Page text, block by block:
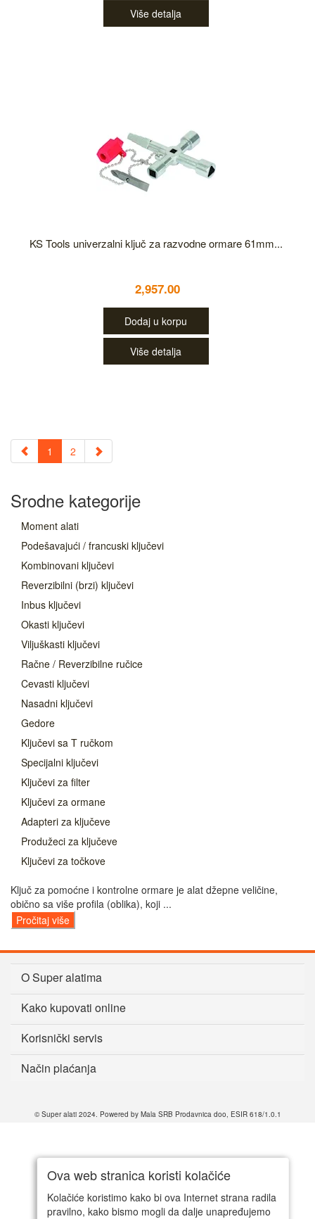
Više detalja
KS Tools univerzalni ključ za razvodne ormare 61mm...
2,957.00
Dodaj u korpu
Više detalja
1 2
Srodne kategorije
Moment alati
Podešavajući / francuski ključevi
Kombinovani ključevi
Reverzibilni (brzi) ključevi
Inbus ključevi
Okasti ključevi
Viljuškasti ključevi
Račne / Reverzibilne ručice
Cevasti ključevi
Nasadni ključevi
Gedore
Ključevi sa T ručkom
Specijalni ključevi
Ključevi za filter
Ključevi za ormane
Adapteri za ključeve
Produžeci za ključeve
Ključevi za točkove
Ključ za pomoćne i kontrolne ormare je alat džepne veličine,
obično sa više profila (oblika), koji ...
Pročitaj više
O Super alatima
Kako kupovati online
Korisnički servis
Način plaćanja
© Super alati 2024. Powered by Mala SRB Prodavnica doo, ESIR 618/1.0.1
Ova web stranica koristi kolačiće
Kolačiće koristimo kako bi ova Internet strana radila
pravilno, kako bismo mogli da dalje unapređujemo